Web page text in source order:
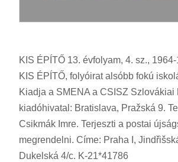
KIS ÉPÍTŐ 13. évfolyam, 4. sz.,
KIS ÉPÍTŐ, folyóirat alsóbb fokú
Kiadja a SMENA a CSISZ
kiadóhivatal: Bratislava, Pražská 9.
Csikmák Imre. Terjeszti a postai
megrendelni. Címe: Praha I,
Dukelská 4/c. K-21*41786